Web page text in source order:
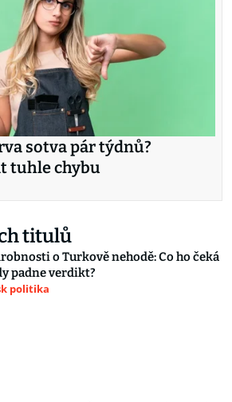
sotva pár týdnů?
tuhle chybu
titulů
o Turkově nehodě: Co ho čeká
padne verdikt?
politika